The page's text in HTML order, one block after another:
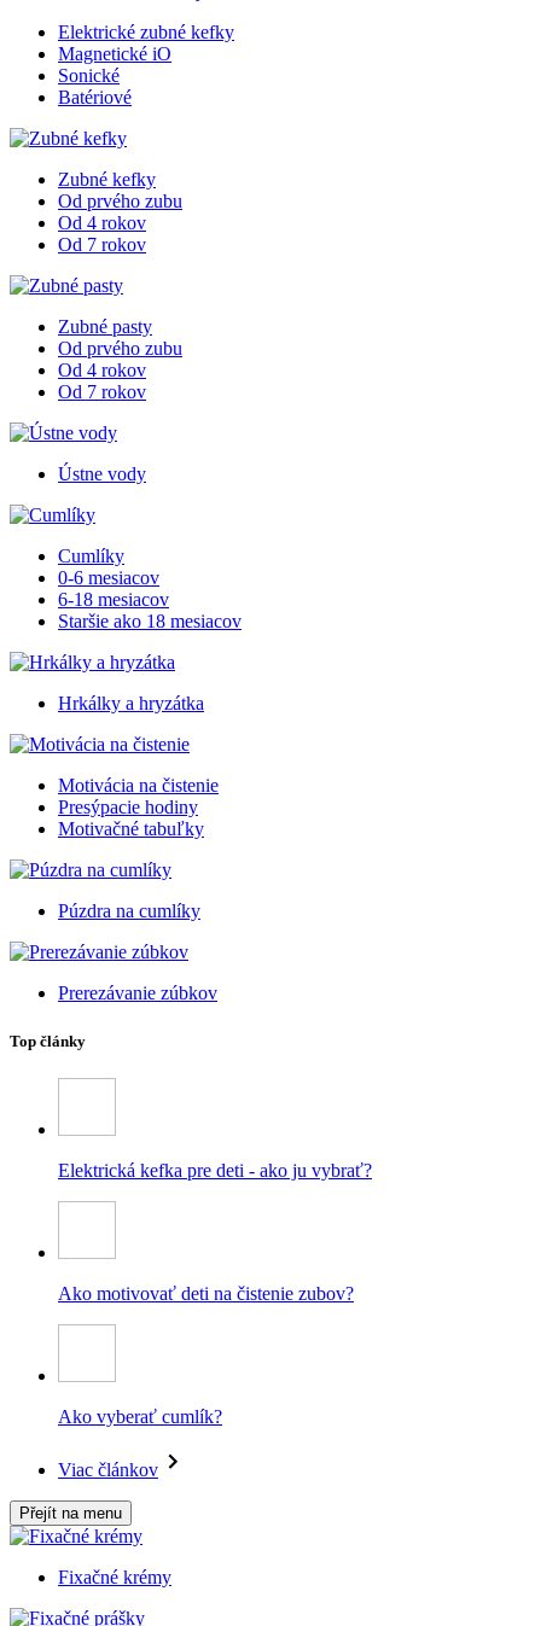
Elektrické zubné kefky
Magnetické iO
Sonické
Batériové
Zubné kefky
Od prvého zubu
Od 4 rokov
Od 7 rokov
Zubné pasty
Od prvého zubu
Od 4 rokov
Od 7 rokov
Ústne vody
Cumlíky
0-6 mesiacov
6-18 mesiacov
Staršie ako 18 mesiacov
Hrkálky a hryzátka
Motivácia na čistenie
Presýpacie hodiny
Motivačné tabuľky
Púzdra na cumlíky
Prerezávanie zúbkov
Top články
Elektrická kefka pre deti - ako ju vybrať?
Ako motivovať deti na čistenie zubov?
Ako vyberať cumlík?
Viac článkov
Přejít na menu
Fixačné krémy